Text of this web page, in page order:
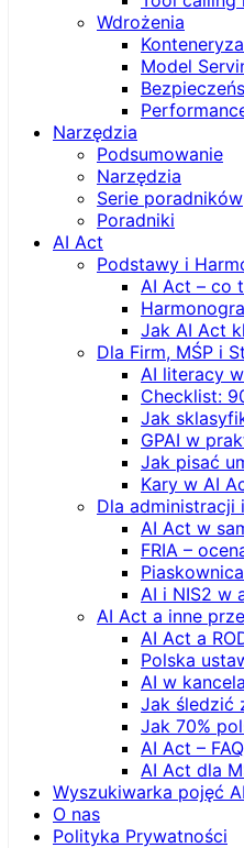
Wdrożenia
Model
Narzędzia
Podsumowanie
Narzędzia
Serie poradników
Poradniki
AI Act
Podstawy i
AI Act – co
Jak AI Act
Dla Firm, MŚP i
AI literacy
Checklist:
Jak
GPAI w
Jak pisać
Kary w AI
Dla administracji
AI Act w
FRIA –
AI i NIS2 w
AI Act a inne
AI Act a
Polska
AI w
Jak śledzić
Jak 70%
AI Act –
AI Act dla
Wyszukiwarka pojęć AI
O nas
Polityka Prywatności